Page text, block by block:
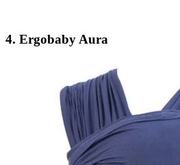
4. Ergobaby Aura